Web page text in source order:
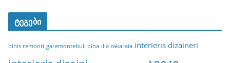
ტეგები
binis remonti garemontebuli bina ilia zakaraia interieris dizaineri